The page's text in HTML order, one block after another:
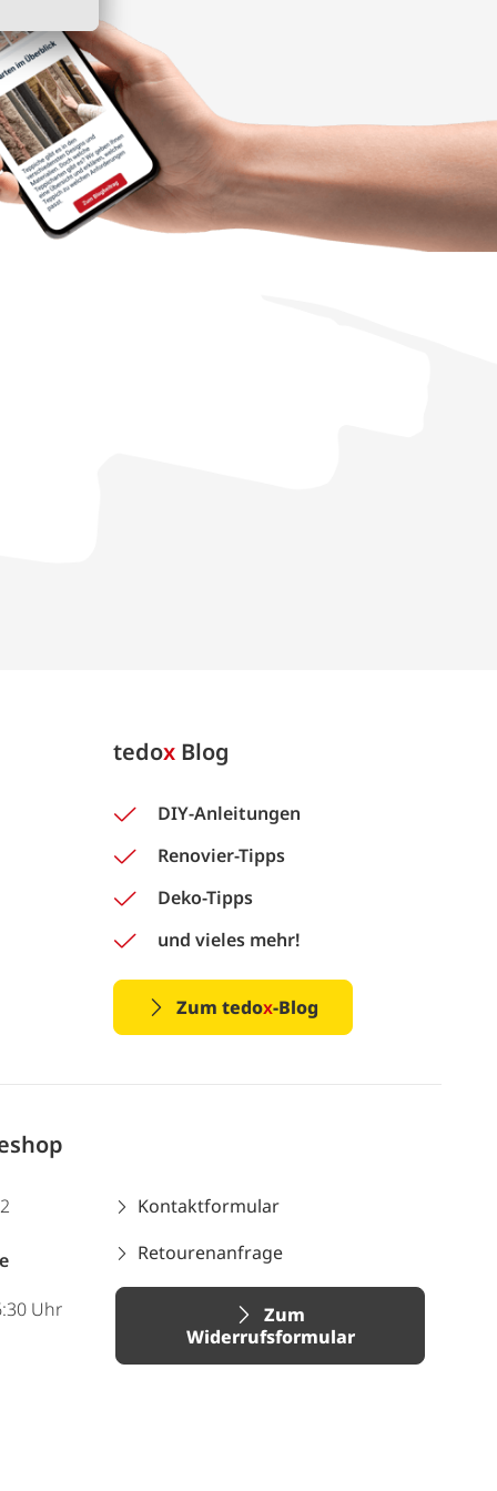
tedox Blog
DIY-Anleitungen
Renovier-Tipps
Deko-Tipps
und vieles mehr!
Zum tedox-Blog
Uhr
Kontaktformular
Retourenanfrage
Zum
Widerrufsformular